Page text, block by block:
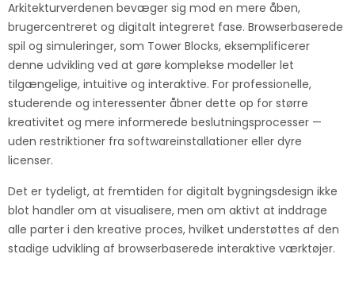
Arkitekturverdenen bevæger sig mod en mere åben,
brugercentreret og digitalt integreret fase. Browserbaserede
spil og simuleringer, som Tower Blocks, eksemplificerer
denne udvikling ved at gøre komplekse modeller let
tilgængelige, intuitive og interaktive. For professionelle,
studerende og interessenter åbner dette op for større
kreativitet og mere informerede beslutningsprocesser —
uden restriktioner fra softwareinstallationer eller dyre
licenser.
Det er tydeligt, at fremtiden for digitalt bygningsdesign ikke
blot handler om at visualisere, men om aktivt at inddrage
alle parter i den kreative proces, hvilket understøttes af den
stadige udvikling af browserbaserede interaktive værktøjer.